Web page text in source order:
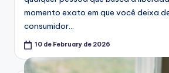
momento exato em que você deixa
consumidor…
10 de February de 2026